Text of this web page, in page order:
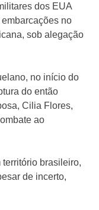
dos EUA
no
sob alegação
no início do
do então
Cilia Flores,
ao
brasileiro,
de incerto,